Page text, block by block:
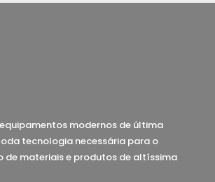
modernos de última
tecnologia necessária para o
de materiais e produtos de altíssima